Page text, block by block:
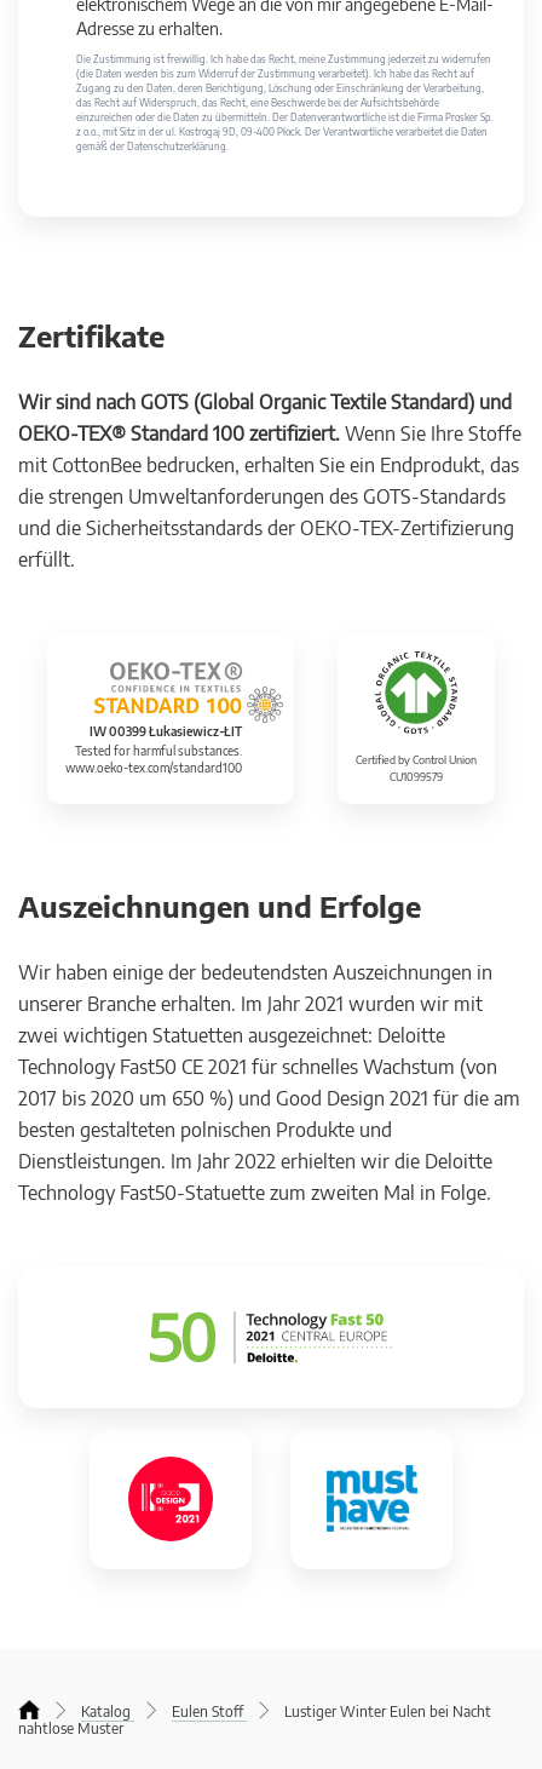
elektronischem Wege an die von mir angegebene E-Mail-
Adresse zu erhalten.
Die Zustimmung ist freiwillig. Ich habe das Recht, meine Zustimmung jederzeit zu widerrufen
(die Daten werden bis zum Widerruf der Zustimmung verarbeitet). Ich habe das Recht auf
Zugang zu den Daten, deren Berichtigung, Löschung oder Einschränkung der Verarbeitung,
das Recht auf Widerspruch, das Recht, eine Beschwerde bei der Aufsichtsbehörde
einzureichen oder die Daten zu übermitteln. Der Datenverantwortliche ist die Firma Prosker Sp.
z o.o., mit Sitz in der ul. Kostrogaj 9D, 09-400 Płock. Der Verantwortliche verarbeitet die Daten
gemäß der Datenschutzerklärung.
Zertifikate
Wir sind nach GOTS (Global Organic Textile Standard) und
OEKO-TEX® Standard 100 zertifiziert. Wenn Sie Ihre Stoffe
mit CottonBee bedrucken, erhalten Sie ein Endprodukt, das
die strengen Umweltanforderungen des GOTS-Standards
und die Sicherheitsstandards der OEKO-TEX-Zertifizierung
erfüllt.
IW 00399 Łukasiewicz-ŁIT
Tested for harmful substances.
www.oeko-tex.com/standard100
Certified by Control Union
CU1099579
Auszeichnungen und Erfolge
Wir haben einige der bedeutendsten Auszeichnungen in
unserer Branche erhalten. Im Jahr 2021 wurden wir mit
zwei wichtigen Statuetten ausgezeichnet: Deloitte
Technology Fast50 CE 2021 für schnelles Wachstum (von
2017 bis 2020 um 650 %) und Good Design 2021 für die am
besten gestalteten polnischen Produkte und
Dienstleistungen. Im Jahr 2022 erhielten wir die Deloitte
Technology Fast50-Statuette zum zweiten Mal in Folge.
Katalog Eulen Stoff
Lustiger Winter Eulen bei Nacht
nahtlose Muster